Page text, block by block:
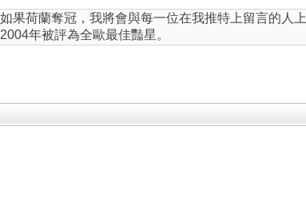
果荷蘭奪冠，我將會與每一位在我推特上留言的人
年被評為全歐最佳豔星。